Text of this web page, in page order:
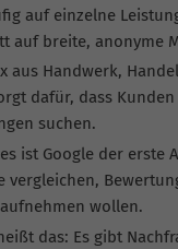
auf einzelne
auf breite, anonyme
aus Handwerk,
dafür, dass
suchen.
ist Google der erste
vergleichen,
wollen.
das: Es gibt